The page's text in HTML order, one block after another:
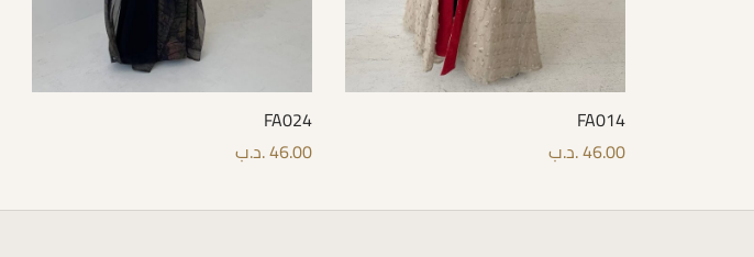
FA014
46.00.د.ب
FA024
46.00.د.ب